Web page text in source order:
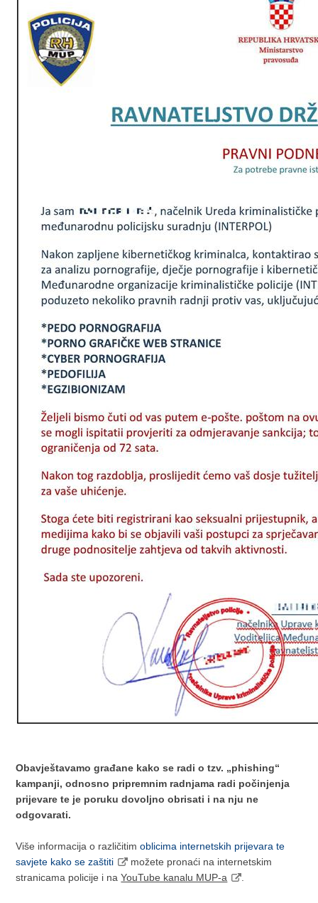
Obavještavamo građane kako se radi o tzv. „phishing“
kampanji, odnosno pripremnim radnjama radi počinjenja
prijevare te je poruku dovoljno obrisati i na nju ne
odgovarati.
Više informacija o različitimoblicima internetskih prijevara te
savjete kako se zaštiti
možete pronaći na internetskim
stranicama policije i naYouTube kanalu MUP-a